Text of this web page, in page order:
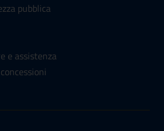
pubblica
e assistenza